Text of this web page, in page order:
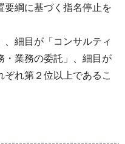
要綱に基づく指名停止を
、細目が「コンサルティ
・業務の委託」、細目が
ぞれ第２位以上であるこ